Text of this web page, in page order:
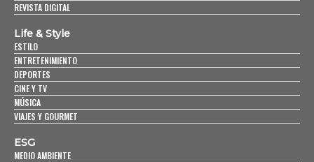
REVISTA DIGITAL
Life & Style
ESTILO
ENTRETENIMIENTO
DEPORTES
CINE Y TV
MÚSICA
VIAJES Y GOURMET
ESG
MEDIO AMBIENTE